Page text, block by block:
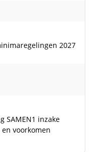
2027
SAMEN1 inzake
voorkomen